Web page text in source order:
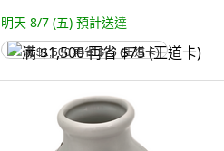
明天 8/7 (五) 預計送達
满 $1,500 再省 $75 (王道卡)